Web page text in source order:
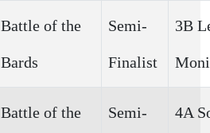
Battle of the
Bards
Semi-
Finalist
3B
Battle of the Semi- 4A